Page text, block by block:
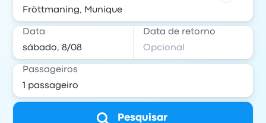
Data Data de retorno
Passageiros
Pesquisar